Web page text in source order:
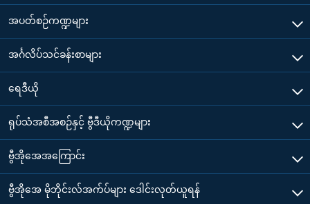
အပတ်စဉ်ကဏ္ဍများ
အင်္ဂလိပ်သင်ခန်းစာများ
ရေဒီယို
ရုပ်သံအစီအစဉ်နှင့် ဗွီဒီယိုကဏ္ဍများ
ဗွီအိုအေအကြောင်း
ဗွီအိုအေ မိုဘိုင်းလ်အက်ပ်များ ဒေါင်းလုတ်ယူရန်